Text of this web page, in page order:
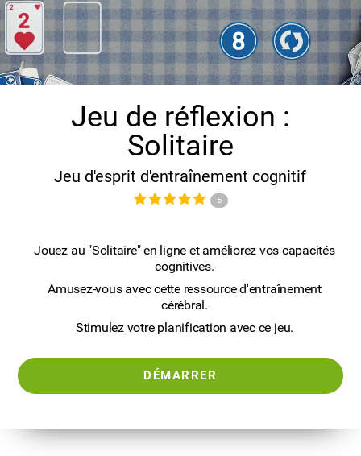
Jeu de réflexion :
Solitaire
Jeu d'esprit d'entraînement cognitif
5
Jouez au "Solitaire" en ligne et améliorez vos capacités
cognitives.
Amusez-vous avec cette ressource d'entraînement
cérébral.
Stimulez votre planification avec ce jeu.
DÉMARRER